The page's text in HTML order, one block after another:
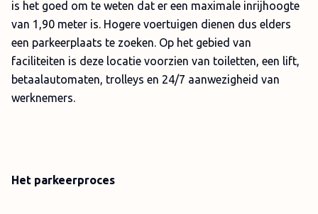
is het goed om te weten dat er een maximale inrijhoogte
van 1,90 meter is. Hogere voertuigen dienen dus elders
een parkeerplaats te zoeken. Op het gebied van
faciliteiten is deze locatie voorzien van toiletten, een lift,
betaalautomaten, trolleys en 24/7 aanwezigheid van
werknemers.
Het parkeerproces